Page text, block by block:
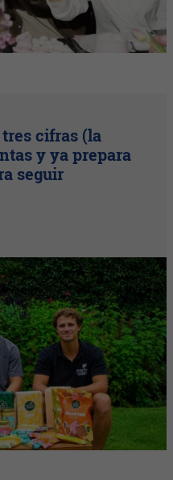
cifras (la
y ya prepara
seguir